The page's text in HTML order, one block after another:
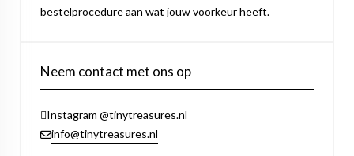
bestelprocedure aan wat jouw voorkeur heeft.
Neem contact met ons op
Instagram @tinytreasures.nl
info@tinytreasures.nl